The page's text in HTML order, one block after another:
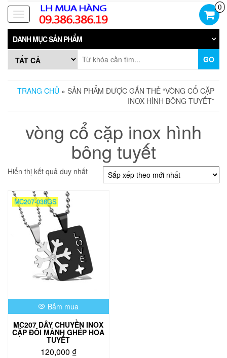
Skip
the
content
Toggle
navigation
0
DANH MỤC SẢN PHẨM
GO
TRANG CHỦ » SẢN PHẨM ĐƯỢC GẮN THẺ “VÒNG CỔ CẶP
INOX HÌNH BÔNG TUYẾT”
vòng cổ cặp inox hình
bông tuyết
Hiển thị kết quả duy nhất
MC207-038GS
Bấm mua
MC207 DÂY CHUYỀN INOX
CẶP ĐÔI MẢNH GHÉP HOA
TUYẾT
120,000 ₫